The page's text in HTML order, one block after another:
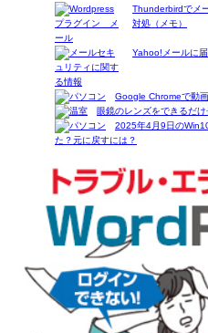
Thunderbirdでメ
対処（メモ）
Yahoo!メールに
Google Chromeで動
眼鏡のレンズをできるだ
2025年4月9日の
た？元に戻すには？